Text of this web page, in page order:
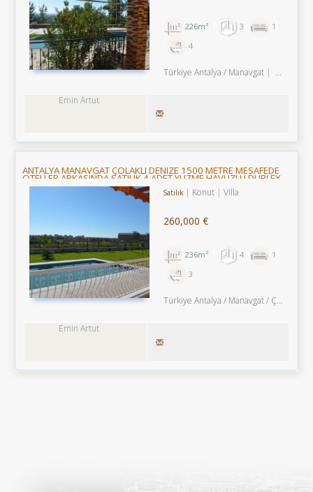
226m² 3
1
4
Türkiye Antalya / Manavgat
Emin Artut
ANTALYA MANAVGAT ÇOLAKLI DENIZE 1500 METRE MESAFEDE
OTELLER ARKASINDA SATILIK 4 ADET YÜZME HAVUZLU DUBLEX
VILLA
Satılık Konut Villa
260,000 €
236m² 4
1
3
Türkiye Antalya / Manavgat/ Çolaklı
Emin Artut